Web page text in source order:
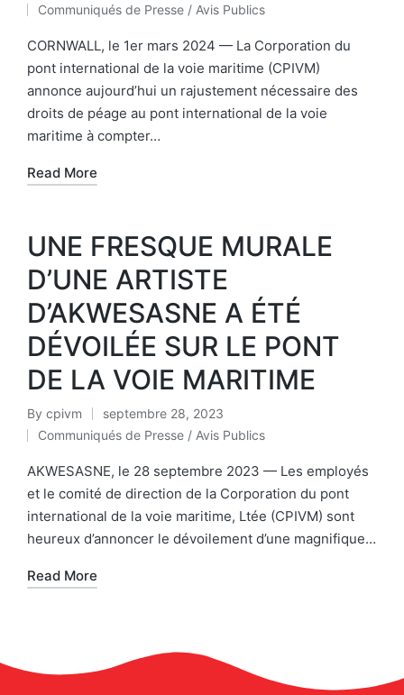
Communiqués de Presse / Avis Publics
CORNWALL, le 1er mars 2024 — La Corporation du
pont international de la voie maritime (CPIVM)
annonce aujourd’hui un rajustement nécessaire des
droits de péage au pont international de la voie
maritime à compter…
Read More
UNE FRESQUE MURALE
D’UNE ARTISTE
D’AKWESASNE A ÉTÉ
DÉVOILÉE SUR LE PONT
DE LA VOIE MARITIME
By cpivm
septembre 28, 2023
Communiqués de Presse / Avis Publics
AKWESASNE, le 28 septembre 2023 — Les employés
et le comité de direction de la Corporation du pont
international de la voie maritime, Ltée (CPIVM) sont
heureux d’annoncer le dévoilement d’une magnifique…
Read More